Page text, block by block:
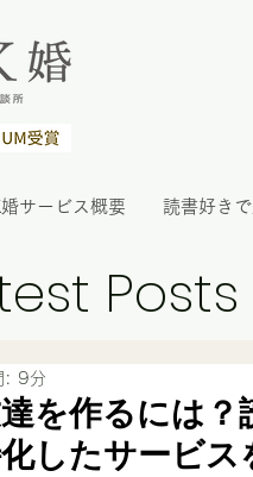
サービス概要 読書好き
Posts
を作るには
したサービ
: 9分